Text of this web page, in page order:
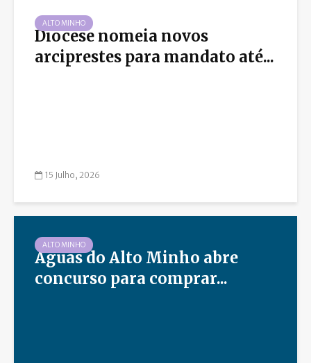
ALTO MINHO
Diocese nomeia novos
arciprestes para mandato até...
15 Julho, 2026
ALTO MINHO
Águas do Alto Minho abre
concurso para comprar...